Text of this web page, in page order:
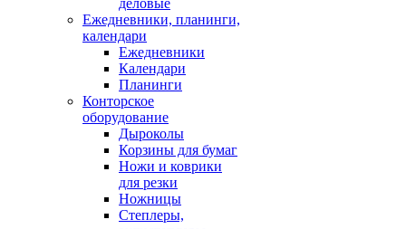
деловые
Ежедневники, планинги,
календари
Ежедневники
Календари
Планинги
Конторское
оборудование
Дыроколы
Корзины для бумаг
Ножи и коврики
для резки
Ножницы
Степлеры,